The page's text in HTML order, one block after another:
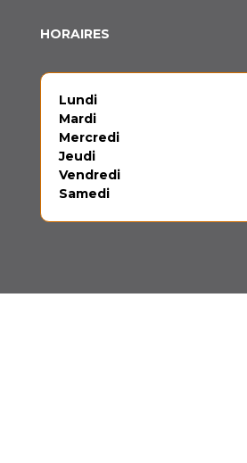
HORAIRES
Lundi
Mardi
Mercredi
Jeudi
Vendredi
Samedi